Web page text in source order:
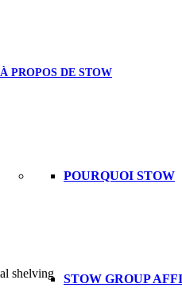
À PROPOS DE STOW
POURQUOI STOW
STOW GROUP